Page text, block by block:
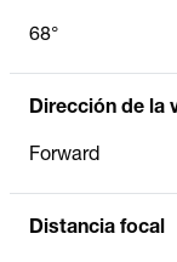
68°
Dirección de la
Forward
Distancia focal